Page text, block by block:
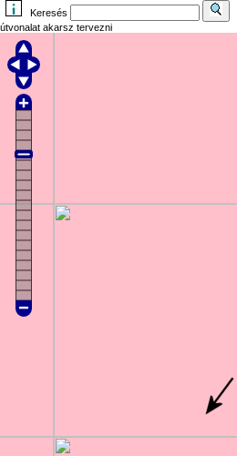
Keresés
útvonalat akarsz tervezni